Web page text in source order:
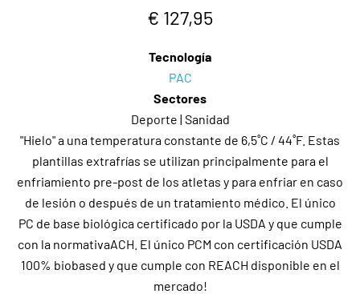
€ 127,95
Tecnología
PAC
Sectores
Deporte | Sanidad
"Hielo" a una temperatura constante de 6,5˚C / 44˚F. Estas
plantillas extrafrías se utilizan principalmente para el
enfriamiento pre-post de los atletas y para enfriar en caso
de lesión o después de un tratamiento médico. El único
PC de base biológica certificado por la USDA y que cumple
con la normativaACH. El único PCM con certificación USDA
100% biobased y que cumple con REACH disponible en el
mercado!